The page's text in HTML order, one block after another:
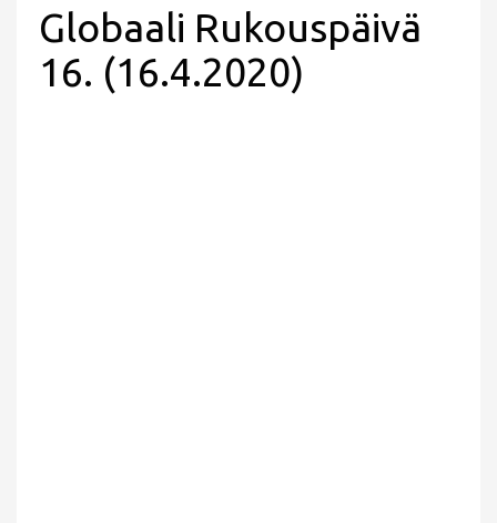
Globaali Rukouspäivä
16. (16.4.2020)